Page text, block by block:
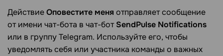
ДействиеОповестите меня отправляет сообщение
от имени чат-бота в чат-ботSendPulse Notifications
или в группу Telegram. Используйте его, чтобы
уведомлять себя или участника команды о важных